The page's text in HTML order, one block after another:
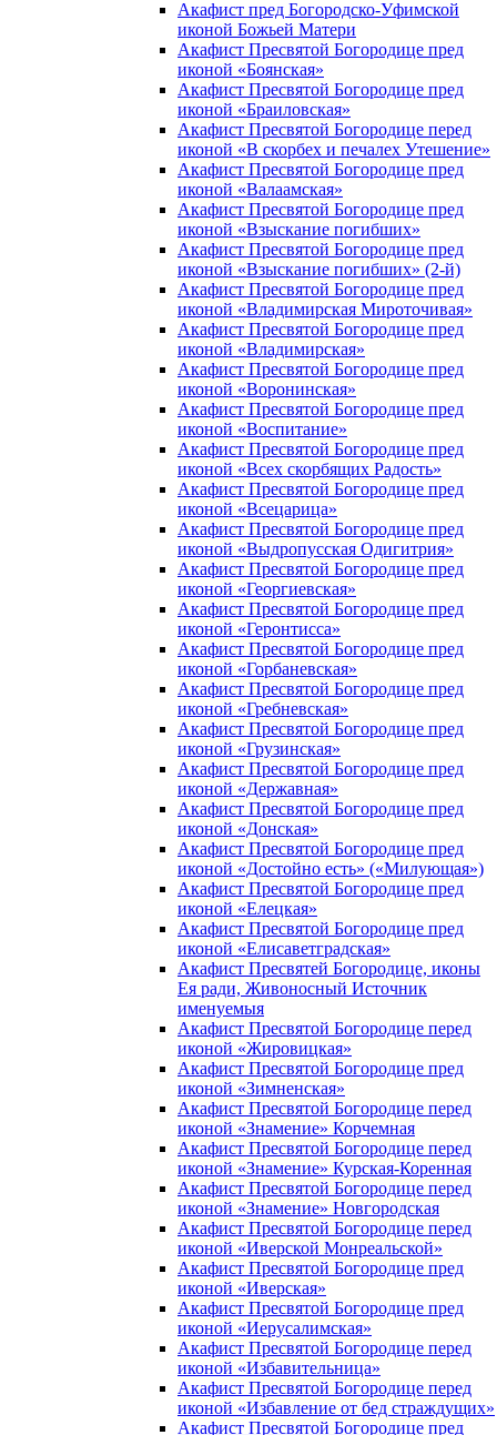
Акафист пред Богородско-Уфимской
иконой Божьей Матери
Акафист Пресвятой Богородице пред
иконой «Боянская»
Акафист Пресвятой Богородице пред
иконой «Браиловская»
Акафист Пресвятой Богородице перед
иконой «В скорбех и печалех Утешение»
Акафист Пресвятой Богородице пред
иконой «Валаамская»
Акафист Пресвятой Богородице пред
иконой «Взыскание погибших»
Акафист Пресвятой Богородице пред
иконой «Взыскание погибших» (2-й)
Акафист Пресвятой Богородице пред
иконой «Владимирская Мироточивая»
Акафист Пресвятой Богородице пред
иконой «Владимирская»
Акафист Пресвятой Богородице пред
иконой «Воронинская»
Акафист Пресвятой Богородице пред
иконой «Воспитание»
Акафист Пресвятой Богородице пред
иконой «Всех скорбящих Радость»
Акафист Пресвятой Богородице пред
иконой «Всецарица»
Акафист Пресвятой Богородице пред
иконой «Выдропусская Одигитрия»
Акафист Пресвятой Богородице пред
иконой «Георгиевская»
Акафист Пресвятой Богородице пред
иконой «Геронтисса»
Акафист Пресвятой Богородице пред
иконой «Горбаневская»
Акафист Пресвятой Богородице пред
иконой «Гребневская»
Акафист Пресвятой Богородице пред
иконой «Грузинская»
Акафист Пресвятой Богородице пред
иконой «Державная»
Акафист Пресвятой Богородице пред
иконой «Донская»
Акафист Пресвятой Богородице пред
иконой «Достойно есть» («Милующая»)
Акафист Пресвятой Богородице пред
иконой «Елецкая»
Акафист Пресвятой Богородице пред
иконой «Елисаветградская»
Акафист Пресвятей Богородице, иконы
Ея ради, Живоносный Источник
именуемыя
Акафист Пресвятой Богородице перед
иконой «Жировицкая»
Акафист Пресвятой Богородице пред
иконой «Зимненская»
Акафист Пресвятой Богородице перед
иконой «Знамение» Корчемная
Акафист Пресвятой Богородице перед
иконой «Знамение» Курская-Коренная
Акафист Пресвятой Богородице перед
иконой «Знамение» Новгородская
Акафист Пресвятой Богородице перед
иконой «Иверской Монреальской»
Акафист Пресвятой Богородице пред
иконой «Иверская»
Акафист Пресвятой Богородице пред
иконой «Иерусалимская»
Акафист Пресвятой Богородице перед
иконой «Избавительница»
Акафист Пресвятой Богородице перед
иконой «Избавление от бед страждущих»
Акафист Пресвятой Богородице пред